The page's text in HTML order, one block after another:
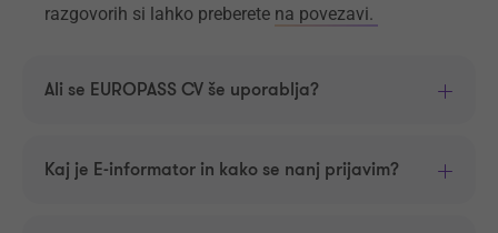
razgovorih si lahko preberete na povezavi.
Ali se EUROPASS CV še uporablja?
Kaj je E-informator in kako se nanj prijavim?